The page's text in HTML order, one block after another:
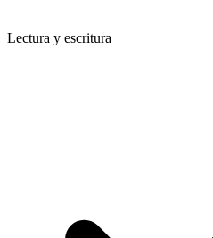
Lectura y escritura